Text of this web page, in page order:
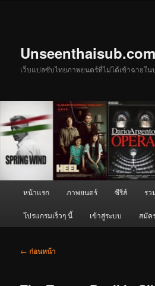
Unseenthaisub.com
เว็บแปลซับไทยภาพยนตร์ที่ไม่ได้เข้าฉายใน
หน้าแรก ภาพยนตร์ ซีรีส์ รว
โปรแกรมเร็วๆ นี้ เข้าสู่ระบบ สมัค
เมนู
← ก่อนหน้า